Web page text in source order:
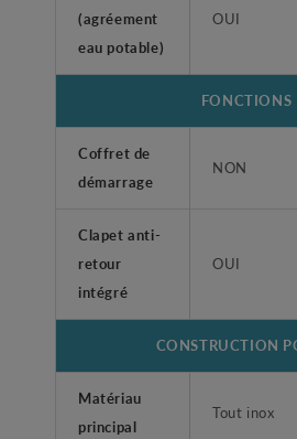
(agréement
eau potable)
OUI
FONCTIONS
Coffret de
démarrage
NON
Clapet anti-
retour
intégré
OUI
CONSTRUCTION
Matériau
principal
Tout inox